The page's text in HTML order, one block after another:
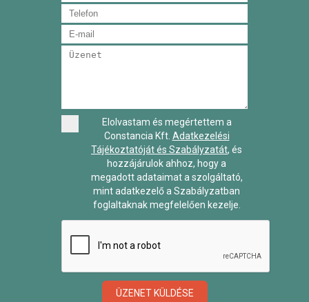
Elolvastam és megértettem a
Constancia Kft. Adatkezelési
Tájékoztatóját és Szabályzatát, és
hozzájárulok ahhoz, hogy a
megadott adataimat a szolgáltató,
mint adatkezelő a Szabályzatban
foglaltaknak megfelelően kezelje.
ÜZENET KÜLDÉSE